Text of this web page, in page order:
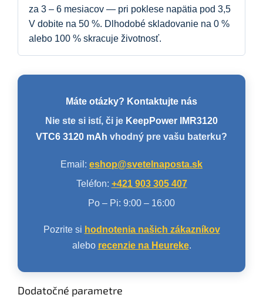
za 3 – 6 mesiacov — pri poklese napätia pod 3,5
V dobite na 50 %. Dlhodobé skladovanie na 0 %
alebo 100 % skracuje životnosť.
Máte otázky? Kontaktujte nás
Nie ste si istí, či je KeepPower IMR3120
VTC6 3120 mAh vhodný pre vašu baterku?
Email: eshop@svetelnaposta.sk
Teléfon: +421 903 305 407
Po – Pi: 9:00 – 16:00
Pozrite si hodnotenia našich zákazníkov
alebo recenzie na Heureke.
Dodatočné parametre